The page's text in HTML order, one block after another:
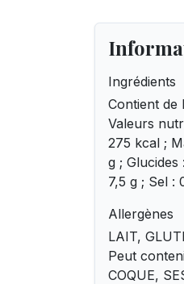
Ingrédients
Contient de
Valeurs
275 kcal ;
g ;
7,5 g ; Sel :
Allergènes
LAIT,
Peut
COQUE,